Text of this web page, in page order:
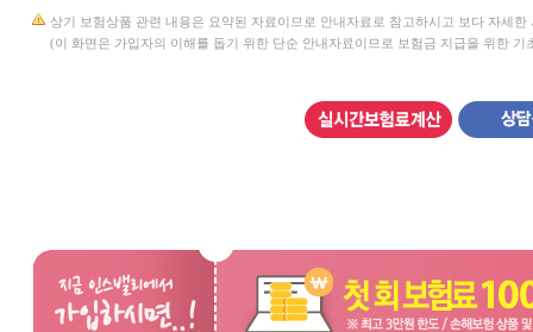
상기 보험상품 관련 내용은 요약된 자료이므로 안내자료로 참고하시고 보다 자세
(이 화면은 가입자의 이해를 돕기 위한 단순 안내자료이므로 보험금 지급을 위한 기